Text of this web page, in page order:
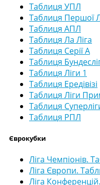
Таблиця УПЛ
Таблиця Першої
Таблиця АПЛ
Таблиця Ла Ліга
Таблиця Серії А
Таблиця
Таблиця Ліги 1
Таблиця Ередівізі
Таблиця Ліги
Таблиця
Таблиця РПЛ
Єврокубки
Ліга Чемпіонів.
Ліга Європи.
Ліга